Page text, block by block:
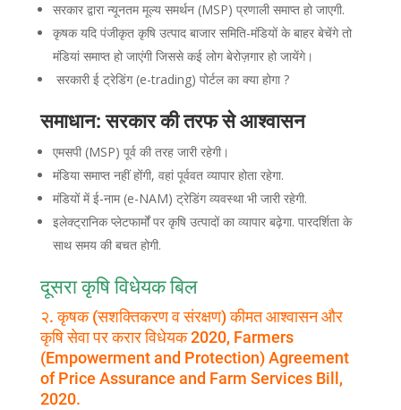
सरकार द्वारा न्यूनतम मूल्य समर्थन (MSP) प्रणाली समाप्त हो जाएगी.
कृषक यदि पंजीकृत कृषि उत्पाद बाजार समिति-मंडियों के बाहर बेचेंगे तो
मंडियां समाप्त हो जाएंगी जिससे कई लोग बेरोज़गार हो जायेंगे।
सरकारी ई ट्रेडिंग (e-trading) पोर्टल का क्या होगा ?
समाधान: सरकार की तरफ से आश्वासन
एमसपी (MSP) पूर्व की तरह जारी रहेगी।
मंडिया समाप्त नहीं होंगी, वहां पूर्ववत व्यापार होता रहेगा.
मंडियों में ई-नाम (e-NAM) ट्रेडिंग व्यवस्था भी जारी रहेगी.
इलेक्ट्रानिक प्लेटफार्मों पर कृषि उत्पादों का व्यापार बढ़ेगा. पारदर्शिता के
साथ समय की बचत होगी.
दूसरा कृषि विधेयक बिल
२. कृषक (सशक्तिकरण व संरक्षण) कीमत आश्वासन और
कृषि सेवा पर करार विधेयक 2020, Farmers
(Empowerment and Protection) Agreement
of Price Assurance and Farm Services Bill,
2020.